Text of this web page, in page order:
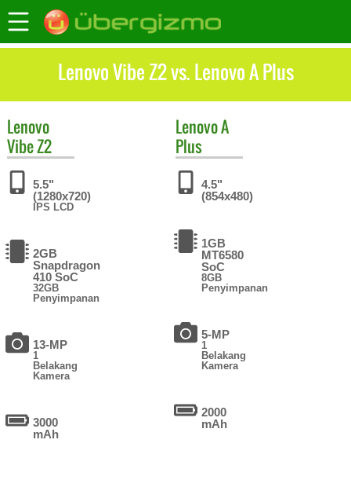
Lenovo Vibe Z2 vs. Lenovo A Plus
Lenovo
Vibe Z2
5.5"
(1280x720)
IPS LCD
2GB
Snapdragon
410 SoC
32GB
Penyimpanan
13-MP
1
Belakang
Kamera
3000
mAh
LenovoA
Plus
4.5"
(854x480)
1GB
MT6580
SoC
8GB
Penyimpanan
5-MP
1
Belakang
Kamera
2000
mAh